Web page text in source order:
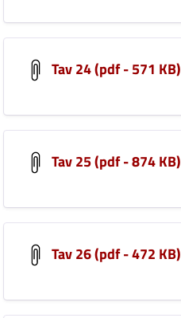
Tav 24 (pdf - 571 KB)
Tav 25 (pdf - 874 KB)
Tav 26 (pdf - 472 KB)